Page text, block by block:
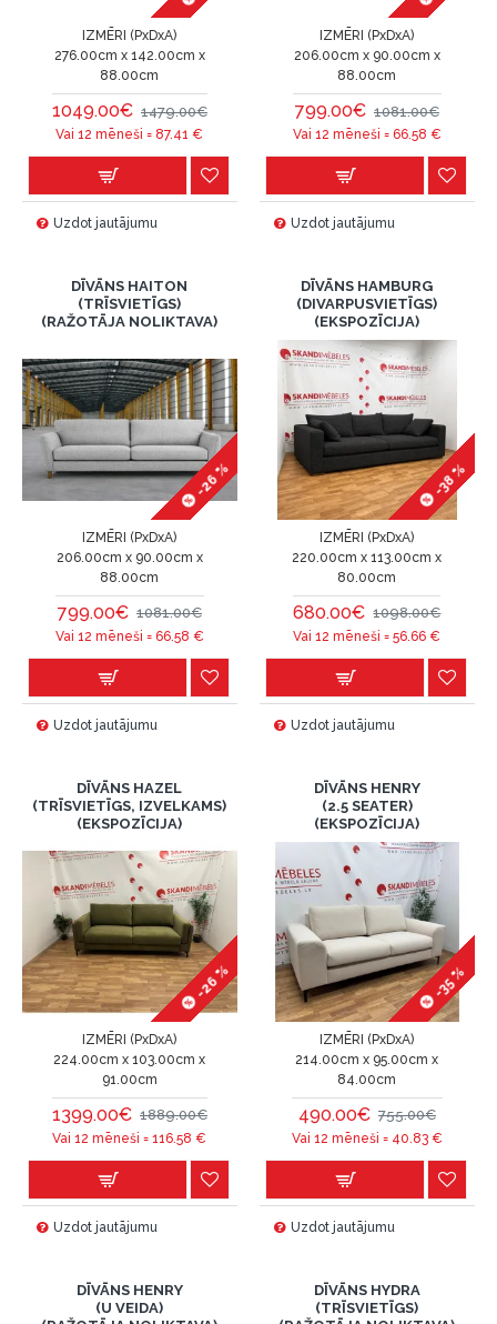
IZMĒRI (PxDxA)
276.00cm x 142.00cm x
88.00cm
1049.00€ 1479.00€
Vai 12 mēneši = 87.41 €
Uzdot jautājumu
IZMĒRI (PxDxA)
206.00cm x 90.00cm x
88.00cm
799.00€ 1081.00€
Vai 12 mēneši = 66.58 €
Uzdot jautājumu
DĪVĀNS HAITON
(TRĪSVIETĪGS)
(RAŽOTĀJA NOLIKTAVA)
-26 %
IZMĒRI (PxDxA)
206.00cm x 90.00cm x
88.00cm
799.00€ 1081.00€
Vai 12 mēneši = 66.58 €
Uzdot jautājumu
DĪVĀNS HAMBURG
(DIVARPUSVIETĪGS)
(EKSPOZĪCIJA)
-38 %
IZMĒRI (PxDxA)
220.00cm x 113.00cm x
80.00cm
680.00€ 1098.00€
Vai 12 mēneši =56.66 €
Uzdot jautājumu
DĪVĀNS HAZEL
(TRĪSVIETĪGS, IZVELKAMS)
(EKSPOZĪCIJA)
-26 %
IZMĒRI (PxDxA)
224.00cm x 103.00cm x
91.00cm
1399.00€ 1889.00€
Vai 12 mēneši =116.58 €
Uzdot jautājumu
DĪVĀNS HENRY
(2.5 SEATER)
(EKSPOZĪCIJA)
-35 %
IZMĒRI (PxDxA)
214.00cm x 95.00cm x
84.00cm
490.00€ 755.00€
Vai 12 mēneši = 40.83€
Uzdot jautājumu
DĪVĀNS HENRY
(U VEIDA)
DĪVĀNS HYDRA
(TRĪSVIETĪGS)